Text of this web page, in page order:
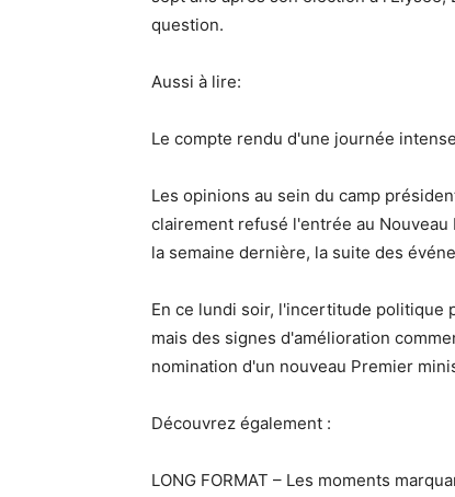
question.
Aussi à lire:
Le compte rendu d'une journée
Les opinions au sein du camp
clairement refusé l'entrée au
la semaine dernière, la suite des
En ce lundi soir, l'incertitude politique
mais des signes d'amélioration
nomination d'un nouveau Premier
Découvrez également :
LONG FORMAT – Les moments